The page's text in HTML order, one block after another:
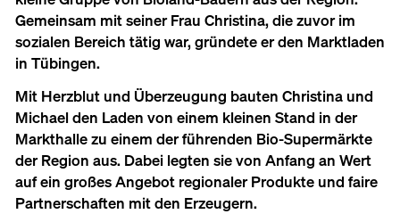
Gemeinsam mit seiner Frau Christina, die zuvor im
sozialen Bereich tätig war, gründete er den Marktladen
in Tübingen.
Mit Herzblut und Überzeugung bauten Christina und
Michael den Laden von einem kleinen Stand in der
Markthalle zu einem der führenden Bio-Supermärkte
der Region aus. Dabei legten sie von Anfang an Wert
auf ein großes Angebot regionaler Produkte und faire
Partnerschaften mit den Erzeugern.